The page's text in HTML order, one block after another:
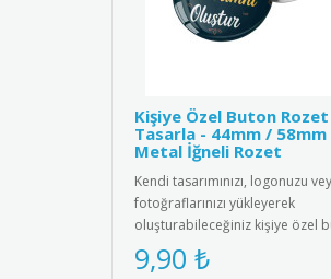
Kişiye Özel Buton Rozet
Tasarla - 44mm / 58mm
Metal İğneli Rozet
Kendi tasarımınızı, logonuzu
fotoğraflarınızı yükleyerek
oluşturabileceğiniz kişiye özel
9,90 ₺